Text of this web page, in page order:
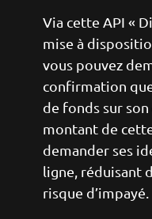
Via cette API «
mise à
vous pouvez
confirmation
de fonds sur
montant de
demander ses
ligne, réduisant
risque d’impayé.